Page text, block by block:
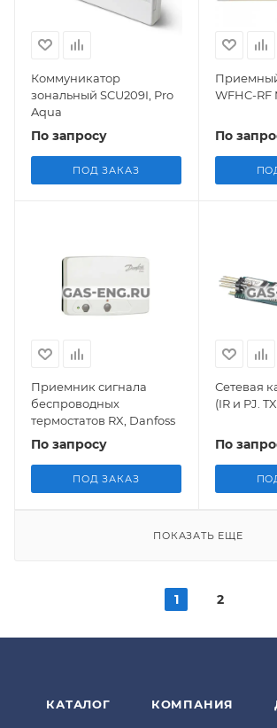
Коммуникатор
зональный SCU209I, Pro
Aqua
По запросу
ПОД ЗАКАЗ
WFHC-RF
По
Приемник сигнала
беспроводных
термостатов RX, Danfoss
По запросу
ПОД ЗАКАЗ
Сетевая
(IR и PJ.
По
ПОКАЗАТЬ ЕЩЕ
1 2
КАТАЛОГ КОМПАНИЯ